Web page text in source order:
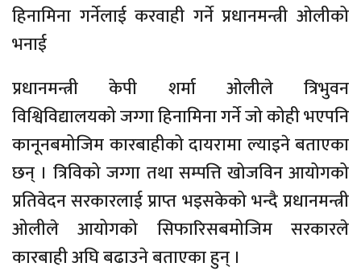
हिनामिना गर्नेलाई करवाही गर्ने प्रधानमन्त्री ओलीको
भनाई
प्रधानमन्त्री केपी शर्मा ओलीले त्रिभुवन
विश्विविद्यालयको जग्गा हिनामिना गर्ने जो कोही भएपनि
कानूनबमोजिम कारबाहीको दायरामा ल्याइने बताएका
छन् । त्रिविको जग्गा तथा सम्पत्ति खोजविन आयोगको
प्रतिवेदन सरकारलाई प्राप्त भइसकेको भन्दै प्रधानमन्त्री
ओलीले आयोगको सिफारिसबमोजिम सरकारले
कारबाही अघि बढाउने बताएका हुन् ।